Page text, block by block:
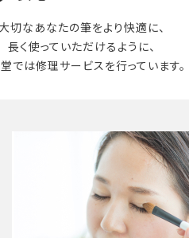
切なあなたの筆をより快適に、
長く使って いただけるように、
では修理サービスを行っています。